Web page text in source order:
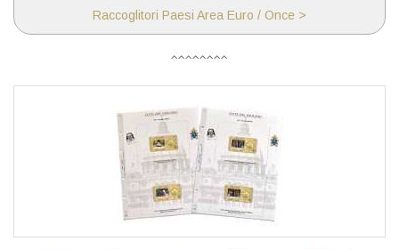
Raccoglitori Paesi Area Euro / Once >